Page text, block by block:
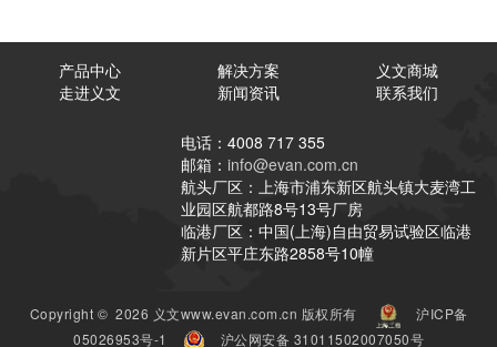
产品中心 解决方案
义文商城
走进义文
新闻资讯 联系我们
电话：4008 717 355
邮箱： info@evan.com.cn
航头厂区：上海市浦东新区航头镇大麦湾工
业园区航都路8号13号厂房
临港厂区：中国(上海)自由贸易试验区临港
新片区平庄东路2858号10幢
Copyright © 2026 义文www.evan.com.cn 版权所有
沪ICP备
05026953号-1
沪公网安备 31011502007050号